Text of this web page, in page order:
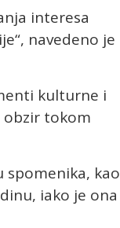
interesa
navedeno je
kulturne i
obzir tokom
spomenika, kao
iako je ona